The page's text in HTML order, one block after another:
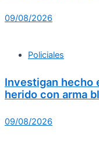
09/08/2026
Policiales
Investigan hecho
herido con arma
09/08/2026